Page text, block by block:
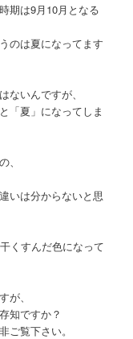
期は9月10月となる
のは夏になってます
ないんですが、
「夏」になってしま
、
いは分からないと思
くすんだ色になって
が、
知ですか？
ご覧下さい。